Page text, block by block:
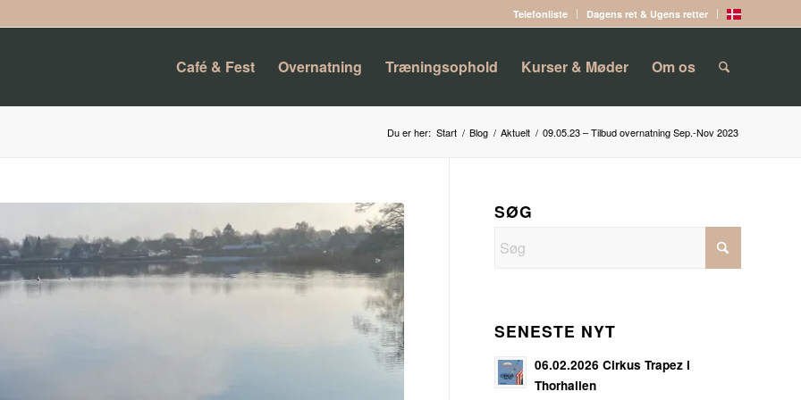
Telefonliste Dagens ret & Ugens retter
Café & Fest Overnatning Træningsophold Kurser & Møder Om os
Du er her: Start / Blog / Aktuelt / 09.05.23 – Tilbud overnatning Sep.-Nov 2023
SØG
SENESTE NYT
06.02.2026 Cirkus Trapez i
Thorhallen